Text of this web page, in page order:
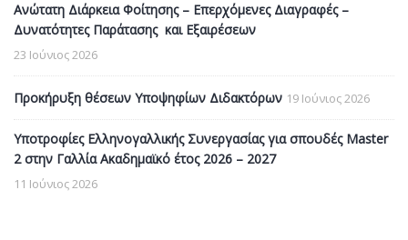
Ανώτατη Διάρκεια Φοίτησης – Επερχόμενες Διαγραφές –
Δυνατότητες Παράτασης και Εξαιρέσεων
23 Ιούνιος 2026
Προκήρυξη θέσεων Υποψηφίων Διδακτόρων 19 Ιούνιος 2026
Υποτροφίες Ελληνογαλλικής Συνεργασίας για σπουδές Master
2 στην Γαλλία Ακαδημαϊκό έτος 2026 – 2027
11 Ιούνιος 2026